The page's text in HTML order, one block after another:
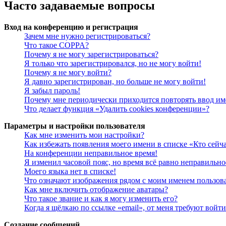
Часто задаваемые вопросы
Вход на конференцию и регистрация
Зачем мне нужно регистрироваться?
Что такое COPPA?
Почему я не могу зарегистрироваться?
Я только что зарегистрировался, но не могу войти!
Почему я не могу войти?
Я давно зарегистрирован, но больше не могу войти!
Я забыл пароль!
Почему мне периодически приходится повторять ввод
Что делает функция «Удалить cookies конференции»?
Параметры и настройки пользователя
Как мне изменить мои настройки?
Как избежать появления моего имени в списке «Кто
На конференции неправильное время!
Я изменил часовой пояс, но время всё равно
Моего языка нет в списке!
Что означают изображения рядом с моим именем
Как мне включить отображение аватары?
Что такое звание и как я могу изменить его?
Когда я щёлкаю по ссылке «email», от меня требуют